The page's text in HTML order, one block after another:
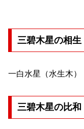
三碧木星の相生
一白水星（水生木）
三碧木星の比和